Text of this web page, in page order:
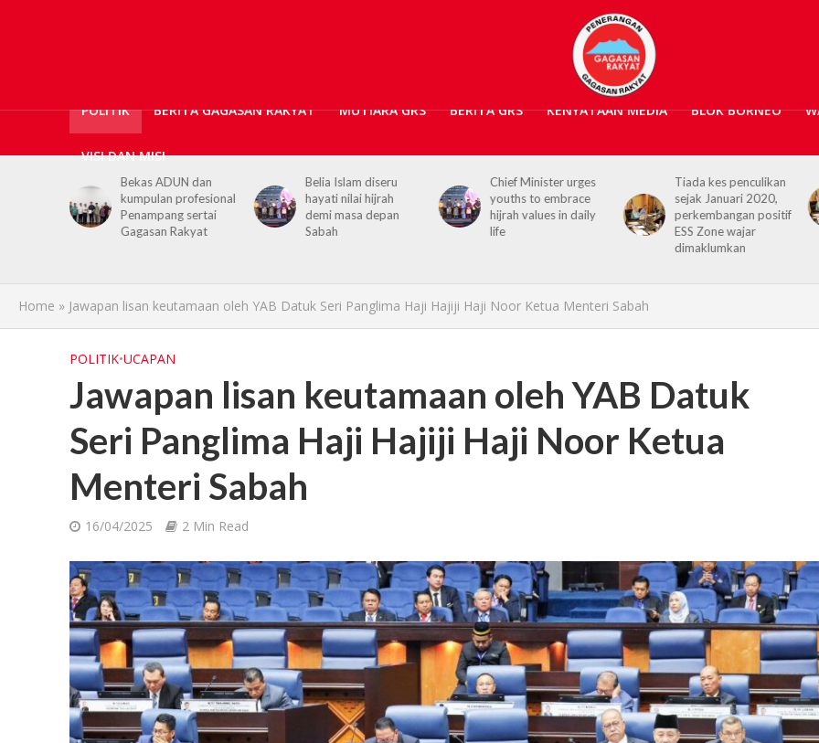
POLITIK BERITA GAGASAN RAKYAT MUTIARA GRS BERITA GRS KENYATAAN MEDIA BLOK BORNEO
VISI DAN MISI
Belia Islam diseru
hayati nilai hijrah
demi masa depan
Sabah
Chief Minister urges
youths to embrace
hijrah values in daily
life
Tiada kes penculikan
sejak Januari 2020,
perkembangan positif
ESS Zone wajar
No kidnap-for-
ransom cases since
2020, Hajiji credits
Security Agencies
Home » Jawapan lisan keutamaan oleh YAB Datuk Seri Panglima Haji Hajiji Haji Noor Ketua Menteri Sabah
POLITIK•UCAPAN
Jawapan lisan keutamaan oleh YAB Datuk
Seri Panglima Haji Hajiji Haji Noor Ketua
Menteri Sabah
16/04/2025 2 Min Read